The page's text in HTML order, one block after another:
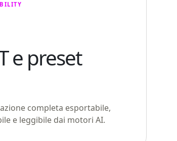
e preset
completa esportabile,
e leggibile dai motori AI.